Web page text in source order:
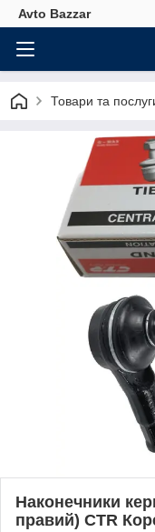
Avto Bazzar
Товари та
Наконечники
правий) CTR